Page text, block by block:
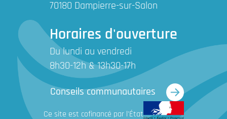
70180 Dampierre-sur-Salon
Horaires d'ouverture
Du lundi au vendredi
8h30-12h & 13h30-17h
Conseils communautaires
Ce site est cofinancé par l'État